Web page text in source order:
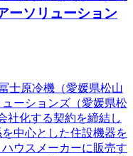
ーソリューション
士原冷機（愛媛県松山
ーションズ（愛媛県松
社化する契約を締結し
中心とした住設機器を
ウスメーカーに販売す